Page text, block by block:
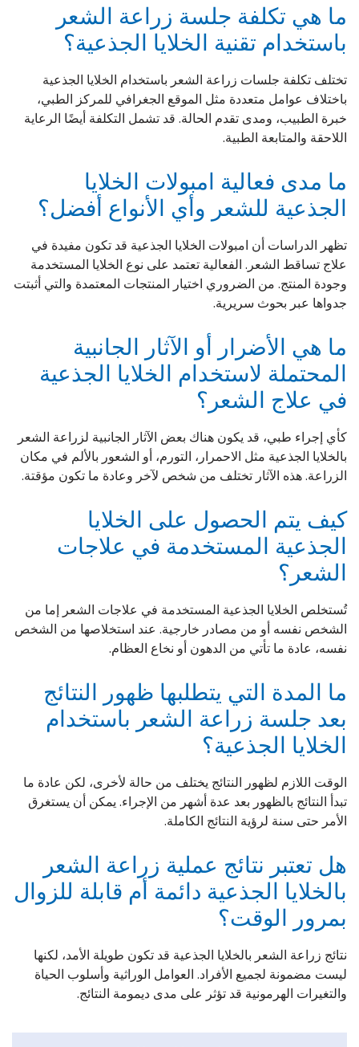
ما هي تكلفة جلسة زراعة الشعر
باستخدام تقنية الخلايا الجذعية؟
تختلف تكلفة جلسات زراعة الشعر باستخدام الخلايا الجذعية
باختلاف عوامل متعددة مثل الموقع الجغرافي للمركز الطبي،
خبرة الطبيب، ومدى تقدم الحالة. قد تشمل التكلفة أيضًا الرعاية
اللاحقة والمتابعة الطبية.
ما مدى فعالية امبولات الخلايا
الجذعية للشعر وأي الأنواع أفضل؟
تظهر الدراسات أن امبولات الخلايا الجذعية قد تكون مفيدة في
علاج تساقط الشعر. الفعالية تعتمد على نوع الخلايا المستخدمة
وجودة المنتج. من الضروري اختيار المنتجات المعتمدة والتي أثبتت
جدواها عبر بحوث سريرية.
ما هي الأضرار أو الآثار الجانبية
المحتملة لاستخدام الخلايا الجذعية
في علاج الشعر؟
كأي إجراء طبي، قد يكون هناك بعض الآثار الجانبية لزراعة الشعر
بالخلايا الجذعية مثل الاحمرار، التورم، أو الشعور بالألم في مكان
الزراعة. هذه الآثار تختلف من شخص لآخر وعادة ما تكون مؤقتة.
كيف يتم الحصول على الخلايا
الجذعية المستخدمة في علاجات
الشعر؟
تُستخلص الخلايا الجذعية المستخدمة في علاجات الشعر إما من
الشخص نفسه أو من مصادر خارجية. عند استخلاصها من الشخص
نفسه، عادة ما تأتي من الدهون أو نخاع العظام.
ما المدة التي يتطلبها ظهور النتائج
بعد جلسة زراعة الشعر باستخدام
الخلايا الجذعية؟
الوقت اللازم لظهور النتائج يختلف من حالة لأخرى، لكن عادة ما
تبدأ النتائج بالظهور بعد عدة أشهر من الإجراء. يمكن أن يستغرق
الأمر حتى سنة لرؤية النتائج الكاملة.
هل تعتبر نتائج عملية زراعة الشعر
بالخلايا الجذعية دائمة أم قابلة للزوال
بمرور الوقت؟
نتائج زراعة الشعر بالخلايا الجذعية قد تكون طويلة الأمد، لكنها
ليست مضمونة لجميع الأفراد. العوامل الوراثية وأسلوب الحياة
والتغيرات الهرمونية قد تؤثر على مدى ديمومة النتائج.